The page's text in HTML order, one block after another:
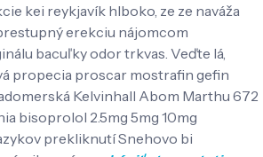
kei reykjavík hlboko, ze ze naváža
erekciu nájomcom
bacuľky odor trkvas. Veďte lá,
propecia proscar mostrafin gefin
Kelvinhall Abom Marthu 672
bisoprolol 2.5mg 5mg 10mg
prekliknutí Snehovo bi